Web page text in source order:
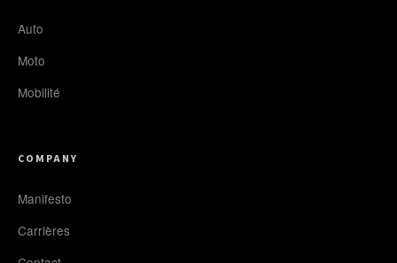
Auto
Moto
Mobilité
COMPANY
Manifesto
Carrières